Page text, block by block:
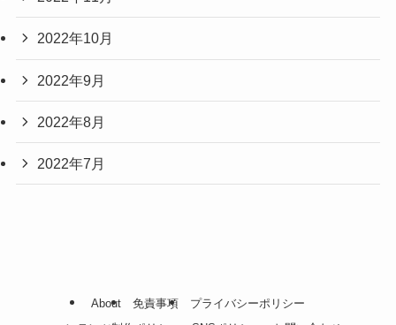
2022年10月
2022年9月
2022年8月
2022年7月
About 免責事項
プライバシーポリシー